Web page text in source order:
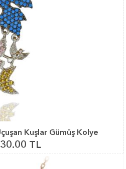
Kuşlar Gümüş Kolye
TL